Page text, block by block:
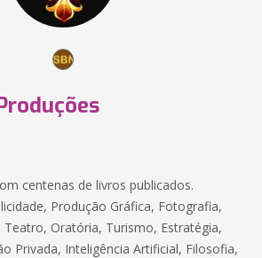
centenas de livros publicados.
Produção Gráfica, Fotografia,
Teatro, Oratória, Turismo, Estratégia,
Privada, Inteligência Artificial, Filosofia,